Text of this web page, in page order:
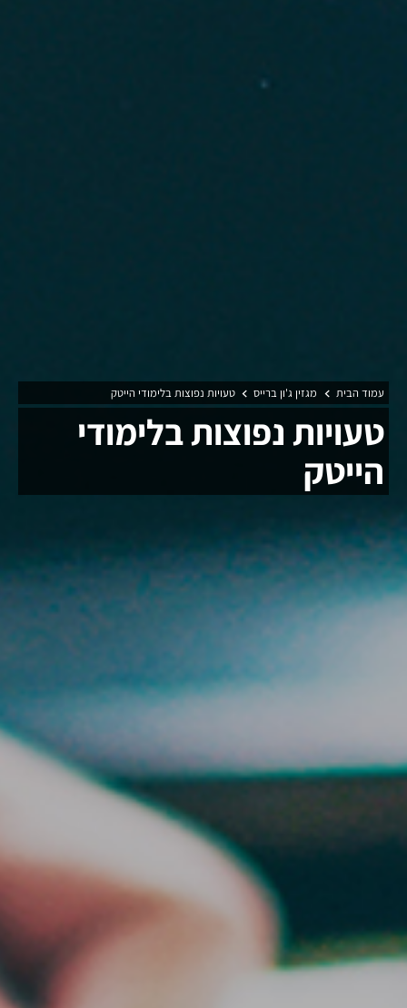
עמוד הבית מגזין ג'ון ברייס טעויות נפוצות בלימודי הייטק
טעויות נפוצות בלימודי
הייטק